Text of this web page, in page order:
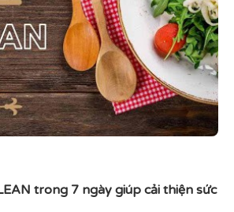
trong 7 ngày giúp cải thiện sức